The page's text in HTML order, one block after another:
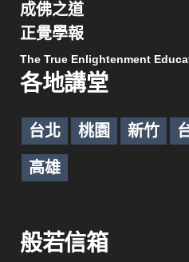
成佛之道
正覺學報
The True Enlightenment
各地講堂
台北 桃園 新竹
高雄
般若信箱